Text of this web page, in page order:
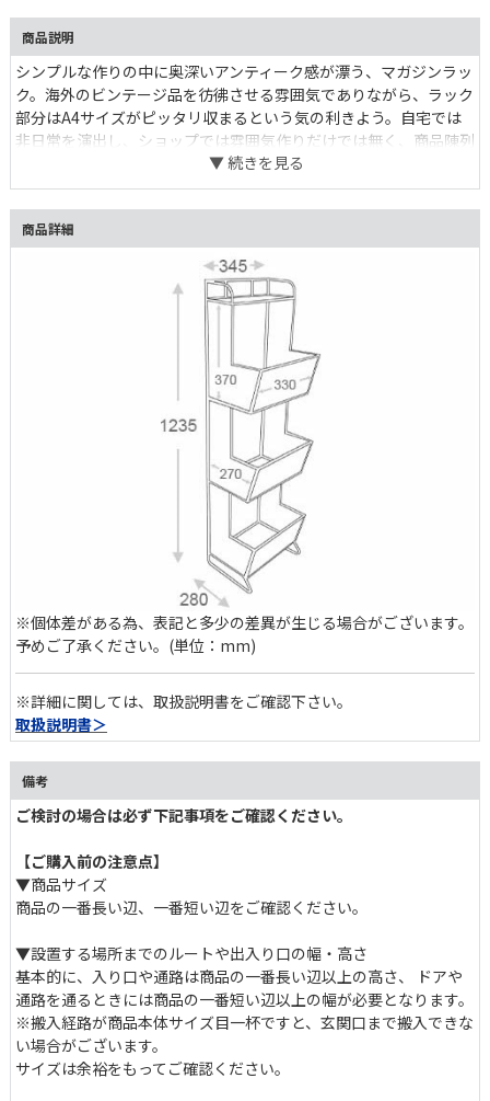
商品説明
シンプルな作りの中に奥深いアンティーク感が漂う、マガジンラッ
ク。海外のビンテージ品を彷彿させる雰囲気でありながら、ラック
部分はA4サイズがピッタリ収まるという気の利きよう。自宅では
非日常を演出し、ショップでは雰囲気作りだけでは無く、商品陳列
でも活躍する優れモノです。
商品詳細
※個体差がある為、表記と多少の差異が生じる場合がございます。
予めご了承ください。(単位：mm)
※詳細に関しては、取扱説明書をご確認下さい。
取扱説明書＞
備考
ご検討の場合は必ず下記事項をご確認ください。
【ご購入前の注意点】
▼商品サイズ
商品の一番長い辺、一番短い辺をご確認ください。
▼設置する場所までのルートや出入り口の幅・高さ
基本的に、入り口や通路は商品の一番長い辺以上の高さ、 ドア
通路を通るときには商品の一番短い辺以上の幅が必要となります。
※搬入経路が商品本体サイズ目一杯ですと、玄関口まで搬入できな
い場合がございます。
サイズは余裕をもってご確認ください。